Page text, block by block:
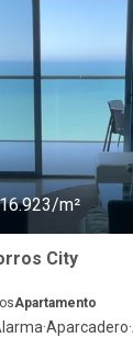
m²
City
Apartamento
·Aparcadero·